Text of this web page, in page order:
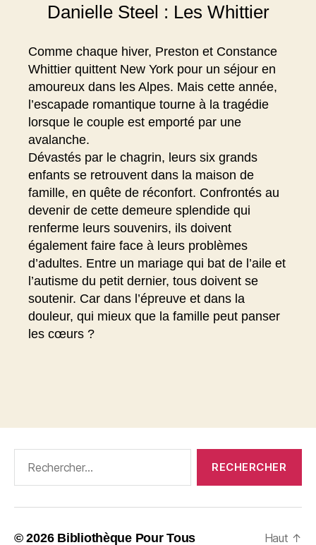
Danielle Steel : Les Whittier
Comme chaque hiver, Preston et Constance
Whittier quittent New York pour un séjour en
amoureux dans les Alpes. Mais cette année,
l’escapade romantique tourne à la tragédie
lorsque le couple est emporté par une
avalanche.
Dévastés par le chagrin, leurs six grands
enfants se retrouvent dans la maison de
famille, en quête de réconfort. Confrontés au
devenir de cette demeure splendide qui
renferme leurs souvenirs, ils doivent
également faire face à leurs problèmes
d’adultes. Entre un mariage qui bat de l’aile et
l’autisme du petit dernier, tous doivent se
soutenir. Car dans l’épreuve et dans la
douleur, qui mieux que la famille peut panser
les cœurs ?
© 2026 Bibliothèque Pour Tous Haut ↑